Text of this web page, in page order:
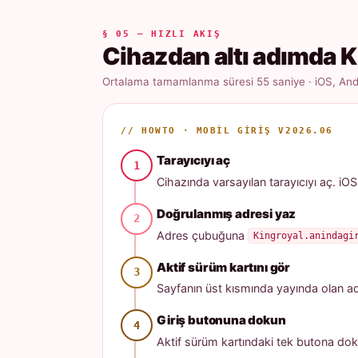
§ 05 — HIZLI AKIŞ
Cihazdan altı adımda
Ortalama tamamlanma süresi 55 saniye · iOS,
// HOWTO · MOBIL GIRIŞ V2026.06
Tarayıcıyı aç
Cihazında varsayılan tarayıcıyı aç.
Doğrulanmış adresi yaz
Adres çubuğuna
Aktif sürüm kartını gör
Sayfanın üst kısmında yayında
Giriş butonuna dokun
Aktif sürüm kartındaki tek butona